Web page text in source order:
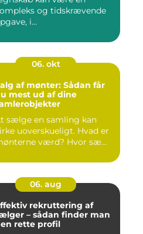
og tidskrævende
i...
06. okt
af mønter: Sådan får
mest ud af dine
sælge en samling kan
uoverskueligt. Hvad er
værd? Hvor sæ...
06. aug
rekruttering af
– sådan finder man
rette profil